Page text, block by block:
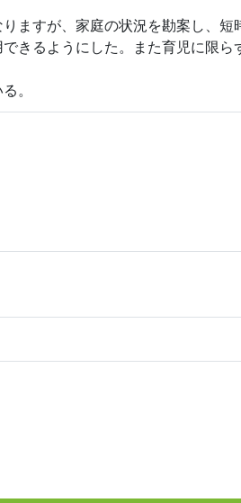
ますが、家庭の状況を勘案し、短
きるようにした。また育児に限ら
。